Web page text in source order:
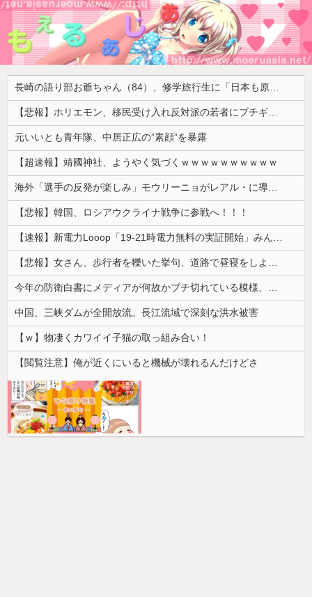
長崎の語り部お爺ちゃん（84）、修学旅行生に「日本も原爆を持たないと負ける」と言われびっくり！ 被団協代表（85）も中学生に「核を持たないで日本を守れますか」と問われ危機感
【悲報】ホリエモン、移民受け入れ反対派の若者にブチギレ「差別するなんて最低だ！」 → スタジオ誰も反論できず沈黙 ………
元いいとも青年隊、中居正広の”素顔”を暴露
【超速報】靖國神社、ようやく気づくｗｗｗｗｗｗｗｗｗｗ
海外「選手の反発が楽しみ」モウリーニョがレアル・に導入した新ルール（海外の反応）
【悲報】韓国、ロシアウクライナ戦争に参戦へ！！！
【速報】新電力Looop「19-21時電力無料の実証開始」みんなこれにするじゃん、電力会社の勢力図が変わるか
【悲報】女さん、歩行者を轢いた挙句、道路で昼寝をしようとしてしまう
今年の防衛白書にメディアが何故かブチ切れている模様、躍起になって批判するも逆に有権者からは……
中国、三峡ダムが全開放流。長江流域で深刻な洪水被害
【ｗ】物凄くカワイイ子猫の取っ組み合い！
【閲覧注意】俺が近くにいると機械が壊れるんだけどさ